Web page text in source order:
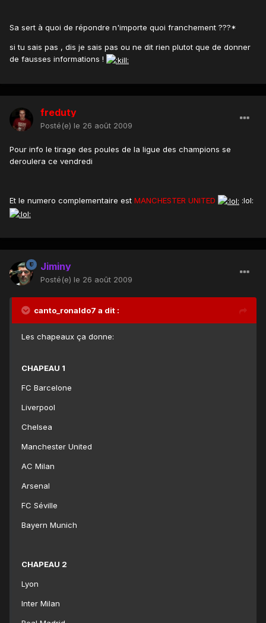
Sa sert à quoi de répondre n'importe quoi franchement ???*
si tu sais pas , dis je sais pas ou ne dit rien plutot que de donner
de fausses informations !
freduty
Posté(e) le 26 août 2009
Pour info le tirage des poules de la ligue des champions se
deroulera ce vendredi
Et le numero complementaire est MANCHESTER UNITED :lol:
Jiminy
Posté(e) le 26 août 2009
canto_ronaldo7 a dit :
Les chapeaux ça donne:
CHAPEAU 1
FC Barcelone
Liverpool
Chelsea
Manchester United
AC Milan
Arsenal
FC Séville
Bayern Munich
CHAPEAU 2
Lyon
Inter Milan